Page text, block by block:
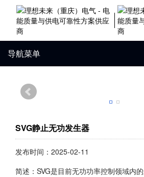
导航菜单
SVG静止无功发生器
发布时间：2025-02-11
简述：SVG是目前无功功率控制领域内